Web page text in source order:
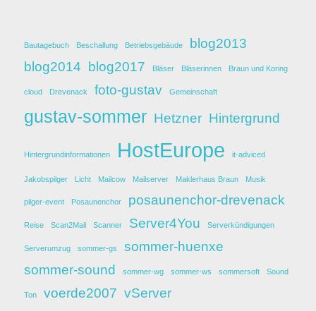
Bautagebuch Beschallung Betriebsgebäude
blog2013
blog2014
blog2017 Bläser Bläserinnen Braun und Koring
cloud Drevenack foto-gustav Gemeinschaft
gustav-sommer Hetzner Hintergrund
Hintergrundinformationen HostEurope it-adviced
Jakobspilger Licht Mailcow Mailserver Maklerhaus Braun Musik
pilger-event Posaunenchor posaunenchor-drevenack
Reise Scan2Mail Scanner Server4You Serverkündigungen
Serverumzug sommer-gs
sommer-huenxe
sommer-sound
sommer-wg sommer-ws sommersoft Sound
Ton voerde2007 vServer